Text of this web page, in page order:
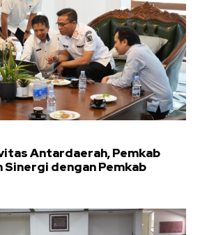
Antardaerah, Pemkab
Sinergi dengan Pemkab